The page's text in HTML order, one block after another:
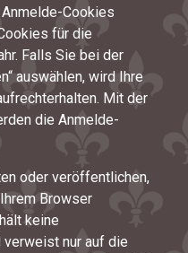
Cookies
für die
Falls Sie bei der
auswählen, wird Ihre
Mit der
die Anmelde-
oder veröffentlichen,
Browser
keine
nur auf die